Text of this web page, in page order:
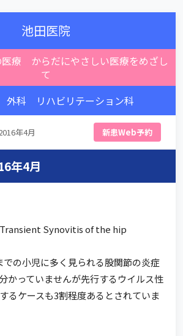
池田医院
療 からだにやさしい医療をめざし
て
科 リハビリテーション科
年4月 新患Web予約
年4月
Synovitis of the hip
の小児に多く見られる股関節の炎症
かっていませんが先行するウイルス性
るケースも3割程度あるとされていま